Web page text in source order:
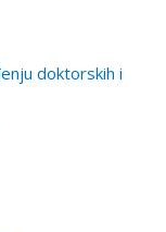
doktorskih i